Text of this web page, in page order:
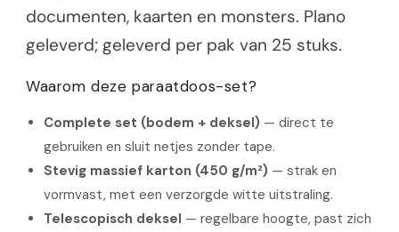
documenten, kaarten en monsters. Plano
geleverd; geleverd per pak van 25 stuks.
Waarom deze paraatdoos-set?
Complete set (bodem + deksel) — direct te
gebruiken en sluit netjes zonder tape.
Stevig massief karton (450 g/m²) — strak en
vormvast, met een verzorgde witte uitstraling.
Telescopisch deksel — regelbare hoogte, past zich